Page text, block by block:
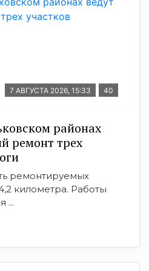
7 АВГУСТА 2026, 15:33 40
районах
ремонт трех
ремонтируемых
километра. Работы
...